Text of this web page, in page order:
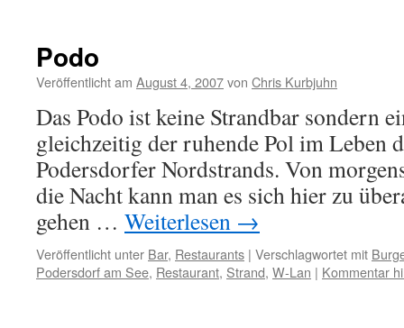
Podo
Veröffentlicht am August 4, 2007von Chris Kurbjuhn
Das Podo ist keine Strandbar sondern
gleichzeitig der ruhende Pol im Leben
Podersdorfer Nordstrands. Von
die Nacht kann man es sich hier zu
gehen … Weiterlesen →
Veröffentlicht unter Bar, Restaurants | Verschlagwortet mit
Podersdorf am See, Restaurant, Strand, W-Lan | Kommentar